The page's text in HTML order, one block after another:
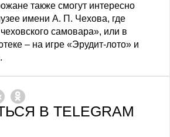
также смогут интересно
имени А. П. Чехова, где
самовара», или в
– на игре «Эрудит-лото» и
В TELEGRAM